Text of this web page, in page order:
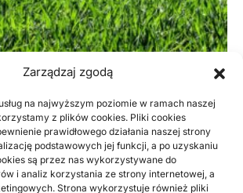
Zarządzaj zgodą
na najwyższym poziomie w ramach naszej
z plików cookies. Pliki cookies
prawidłowego działania naszej strony
podstawowych jej funkcji, a po uzyskaniu
są przez nas wykorzystywane do
i analiz korzystania ze strony internetowej, a
Strona wykorzystuje również pliki
folie rolnicze
w sklepie Agromaster